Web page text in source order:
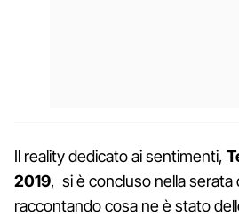
Il reality dedicato ai sentimenti,
2019, si è concluso nella serata
raccontando cosa ne è stato